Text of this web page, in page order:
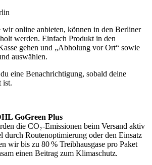
wir online anbieten, können in den Berliner
werden. Einfach Produkt in den
gehen und „Abholung vor Ort“ sowie
auswählen.
eine Benachrichtigung, sobald deine
ist.
GoGreen Plus
die CO₂-Emissionen beim Versand aktiv
durch Routenoptimierung oder den Einsatz
wir bis zu 80 % Treibhausgase pro Paket
einen Beitrag zum Klimaschutz.